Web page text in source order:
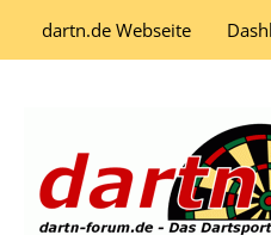
dartn.de Webseite